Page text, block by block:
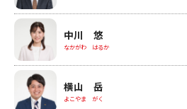
中川 悠
なかがわ はるか
横山 岳
よこやま がく